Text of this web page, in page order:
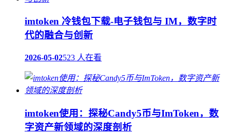
imtoken 冷钱包下载-电子钱包与 IM，数字时
代的融合与创新
2026-05-02523 人在看
imtoken使用：探秘Candy5币与ImToken，数
字资产新领域的深度剖析